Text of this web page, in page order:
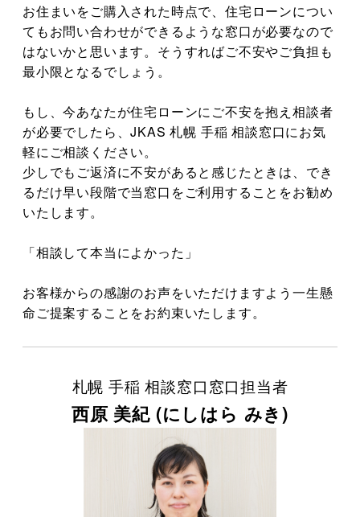
お住まいをご購入された時点で、住宅ローンについ
てもお問い合わせができるような窓口が必要なので
はないかと思います。そうすればご不安やご負担も
最小限となるでしょう。
もし、今あなたが住宅ローンにご不安を抱え相談者
が必要でしたら、JKAS 札幌 手稲 相談窓口にお気
軽にご相談ください。
少しでもご返済に不安があると感じたときは、でき
るだけ早い段階で当窓口をご利用することをお勧め
いたします。
「相談して本当によかった」
お客様からの感謝のお声をいただけますよう一生懸
命ご提案することをお約束いたします。
札幌 手稲 相談窓口窓口担当者
西原 美紀 (にしはら みき)